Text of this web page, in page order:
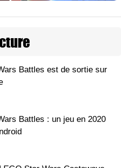
Battles est de sortie sur
Battles : un jeu en 2020